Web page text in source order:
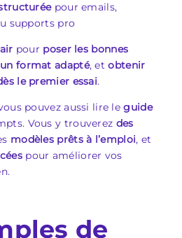
pour emails,
supports pro
pour poser les bonnes
format adapté, etobtenir
le premier essai.
pouvez aussi lire leguide
Vous y trouverez des
modèles prêts à l’emploi, et
pour améliorer vos
de